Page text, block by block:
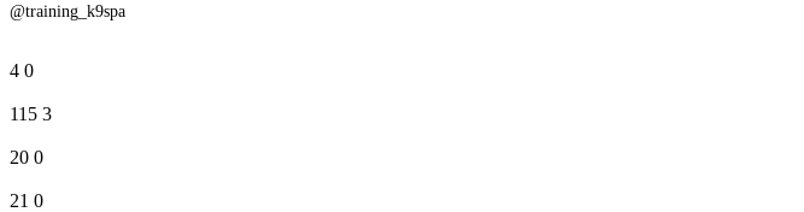
@training_k9spa
4 0
115 3
20 0
21 0